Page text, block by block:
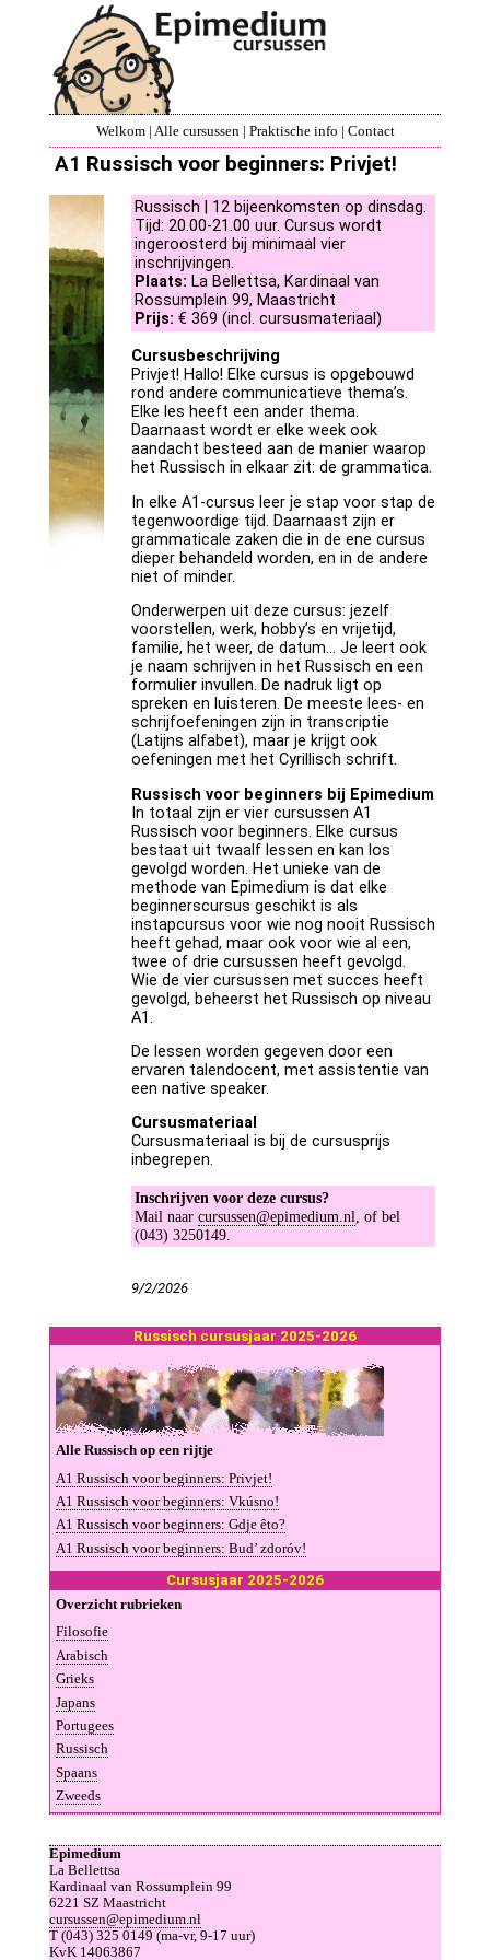
Welkom| Alle cursussen | Praktische info | Contact
A1 Russisch voor beginners: Privjet!
Russisch | 12 bijeenkomsten op dinsdag.
Tijd: 20.00-21.00 uur. Cursus wordt
ingeroosterd bij minimaal vier
inschrijvingen.
Plaats: La Bellettsa, Kardinaal van
Rossumplein 99, Maastricht
Prijs: € 369 (incl. cursusmateriaal)
Cursusbeschrijving
Privjet! Hallo! Elke cursus is opgebouwd
rond andere communicatieve thema’s.
Elke les heeft een ander thema.
Daarnaast wordt er elke week ook
aandacht besteed aan de manier waarop
het Russisch in elkaar zit: de grammatica.
In elke A1-cursus leer je stap voor stap de
tegenwoordige tijd. Daarnaast zijn er
grammaticale zaken die in de ene cursus
dieper behandeld worden, en in de andere
niet of minder.
Onderwerpen uit deze cursus: jezelf
voorstellen, werk, hobby’s en vrijetijd,
familie, het weer, de datum... Je leert ook
je naam schrijven in het Russisch en een
formulier invullen. De nadruk ligt op
spreken en luisteren. De meeste lees- en
schrijfoefeningen zijn in transcriptie
(Latijns alfabet), maar je krijgt ook
oefeningen met het Cyrillisch schrift.
Russisch voor beginners bij Epimedium
In totaal zijn er vier cursussen A1
Russisch voor beginners. Elke cursus
bestaat uit twaalf lessen en kan los
gevolgd worden. Het unieke van de
methode van Epimedium is dat elke
beginnerscursus geschikt is als
instapcursus voor wie nog nooit Russisch
heeft gehad, maar ook voor wie al een,
twee of drie cursussen heeft gevolgd.
Wie de vier cursussen met succes heeft
gevolgd, beheerst het Russisch op niveau
A1.
De lessen worden gegeven door een
ervaren talendocent, met assistentie van
een native speaker.
Cursusmateriaal
Cursusmateriaal is bij de cursusprijs
inbegrepen.
Inschrijven voor deze cursus?
Mail naar cursussen@epimedium.nl , of bel
(043) 3250149.
9/2/2026
Rus­sisch cursus­jaar 2025-2026
Al­le Rus­sisch op een rij­tje
A1 Rus­sisch voor be­gin­ners: Pri­vjet!
A1 Rus­sisch voor be­gin­ners: Vkús­no!
A1 Rus­sisch voor be­gin­ners: Gdje êto?
A1 Rus­sisch voor be­gin­ners: Bud’ zdoróv!
Cur­sus­jaar 2025-2026
Over­zicht ru­brie­ken
Fi­lo­so­fie
A­ra­bisch
Grieks
Ja­pans
Por­tu­gees
Rus­sisch
Spaans
Zweeds
Epimedium
La Bellettsa
Kardinaal van Rossumplein 99
6221 SZ Maastricht
cursussen@epimedium.nl
T (043) 325 0149 (ma-vr, 9-17 uur)
KvK 14063867